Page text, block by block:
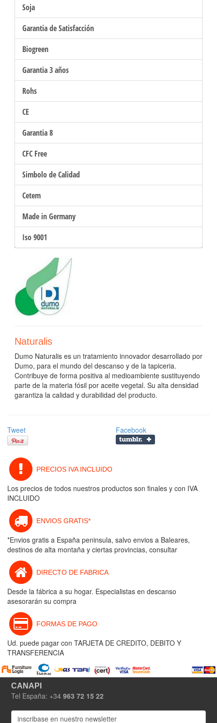
Soja
Garantia de Satisfacción
Biogreen
Garantia 3 años
Rohs
CE
Garantia 8
CFC Free
Simbolo de Calidad
Cetem
Made in Germany
Iso 9001
Naturalis
Dumo Naturalis es un tratamiento innovador desarrollado por
Dumo, para el mundo del descanso y de la tapiceria.
Contribuye de forma positiva al medioambiente sustituyendo
parte de la materia fósil por aceite vegetal. Su alta densidad
garantiza la calidad y durabilidad del producto.
Tweet Facebook
PRECIOS IVA INCLUIDO
Los precios de todos nuestros productos son finales y con IVA
INCLUIDO
ENVIOS GRATIS*
*Envios gratis a España peninsula, salvo envios a Baleares,
destinos de alta montaña y ciertas provincias, consultar
DIRECTO DE FABRICA
Desde la fábrica a su hogar. Especialistas en descanso
asesorarán su compra
FORMAS DE PAGO
Ud. puede pagar con TARJETA DE CREDITO, DEBITO Y
TRANSFERENCIA
CANAPI
Tel España: +34 963 72 15 22